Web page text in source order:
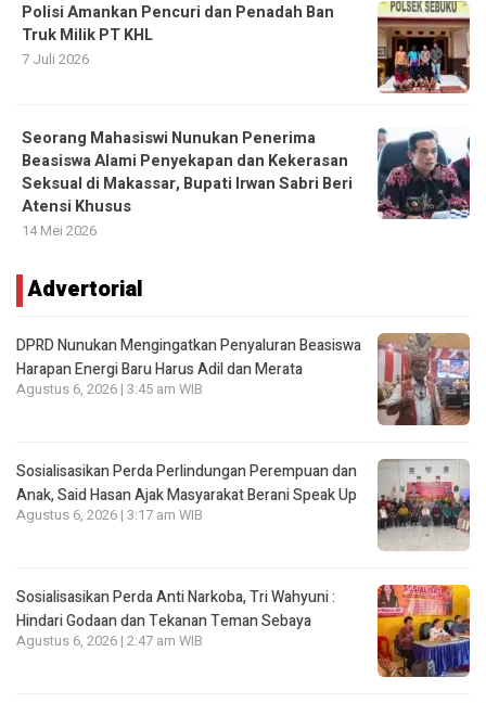
Polisi Amankan Pencuri dan Penadah Ban
Truk Milik PT KHL
7 Juli 2026
Seorang Mahasiswi Nunukan Penerima
Beasiswa Alami Penyekapan dan Kekerasan
Seksual di Makassar, Bupati Irwan Sabri Beri
Atensi Khusus
14 Mei 2026
Advertorial
DPRD Nunukan Mengingatkan Penyaluran Beasiswa
Harapan Energi Baru Harus Adil dan Merata
Agustus 6, 2026 | 3:45 am WIB
Sosialisasikan Perda Perlindungan Perempuan dan
Anak, Said Hasan Ajak Masyarakat Berani Speak Up
Agustus 6, 2026 | 3:17 am WIB
Sosialisasikan Perda Anti Narkoba, Tri Wahyuni :
Hindari Godaan dan Tekanan Teman Sebaya
Agustus 6, 2026 | 2:47 am WIB